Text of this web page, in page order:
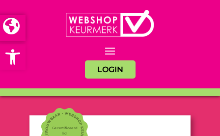
Open toolbar
LOGIN
Gecertificeerd
lid